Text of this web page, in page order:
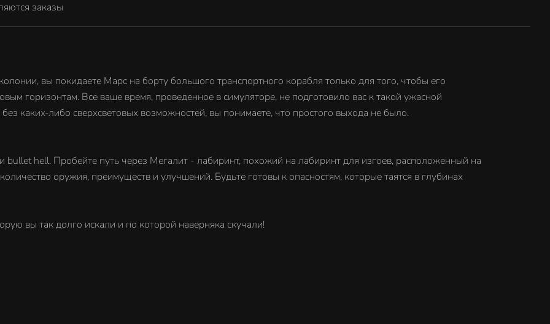
заказы
вы покидаете Марс на борту большого транспортного корабля только для того, чтобы его
горизонтам. Все ваше время, проведенное в симуляторе, не подготовило вас к такой ужасной
каких-либо сверхсветовых возможностей, вы понимаете, что простого выхода не было.
bullet hell. Пробейте путь через Мегалит - лабиринт, похожий на лабиринт для изгоев, расположенный на
оружия, преимуществ и улучшений. Будьте готовы к опасностям, которые таятся в глубинах
вы так долго искали и по которой наверняка скучали!